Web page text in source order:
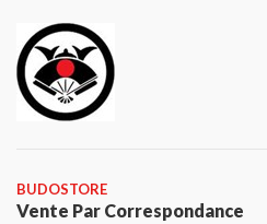
BUDOSTORE
Vente Par Correspondance